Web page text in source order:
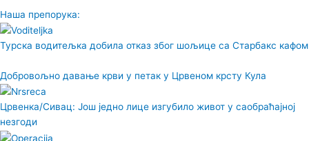
Наша препорука:
Турска водитељка добила отказ због шољице са Старбакс кафом
Добровољно давање крви у петак у Црвеном крсту Кула
Црвенка/Сивац: Још једно лице изгубило живот у саобраћајној
незгоди